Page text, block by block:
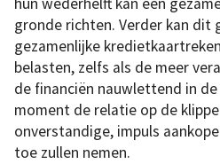
gronde richten. Verder kan dit
gezamenlijke
belasten, zelfs als de meer
de financiën nauwlettend in
moment de relatie op de
onverstandige, impuls
toe zullen nemen.